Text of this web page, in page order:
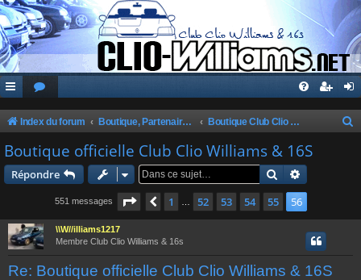
Index du forum Boutique, Partenaires, Petites Annonces, Commandes Groupées Boutique Club Clio Williams & 16s
Boutique officielle Club Clio Williams & 16S
Répondre Rechercher
551 messages Page 56 56
Précédente
1 52 53 54 55 56
\\W//illiams1217
Membre Club Clio Williams & 16s
Re: Boutique officielle Club Clio Williams & 16S